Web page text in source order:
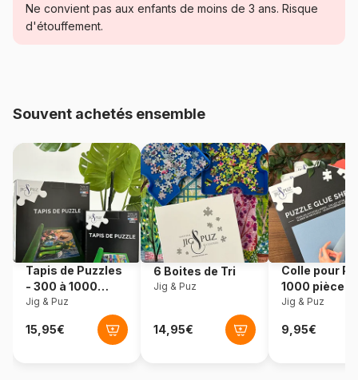
Catégorie Puzzles - Déco et Objets
Référence Yazz-3816
EAN 8699375067668
Nombre de pièces 1000 pièces
Dimensions 68 x 48 cm
Ne convient pas aux enfants de moins de 3 ans. Risque
d'étouffement.
Souvent achetés ensemble
Tapis de Puzzles
- 300 à 1000
pièces
Jig & Puz
6 Boites de Tri
Jig & Puz
Colle pour
1000 pièces
Jig & Puz